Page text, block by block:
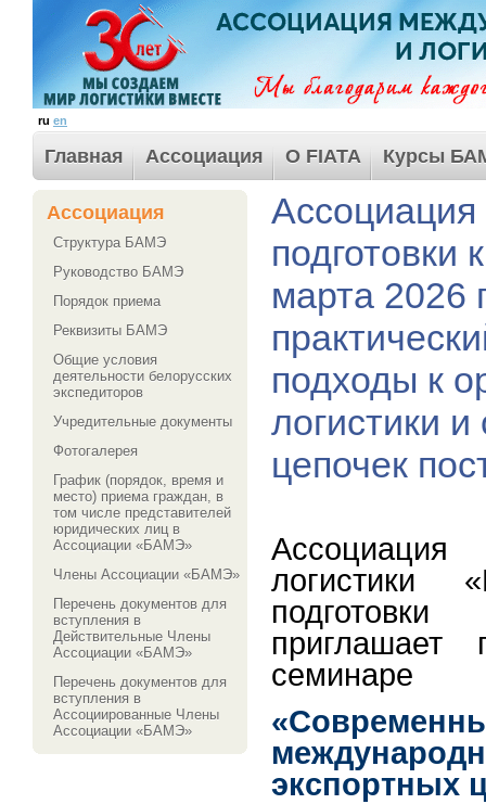
ru en
Главная Ассоциация О FIATA Курсы
Ассоциация
Структура БАМЭ
Руководство БАМЭ
Порядок приема
Реквизиты БАМЭ
Общие условия
деятельности белорусских
экспедиторов
Учредительные документы
Фотогалерея
График (порядок, время и
место) приема граждан, в
том числе представителей
юридических лиц в
Ассоциации «БАМЭ»
Члены Ассоциации «БАМЭ»
Перечень документов для
вступления в
Действительные Члены
Ассоциации «БАМЭ»
Перечень документов для
вступления в
Ассоциированные Члены
Ассоциации «БАМЭ»
марта 2026
подходы к
логистики
цепочек
Ассоциация
логистики
приглашает
семинаре
экспортных